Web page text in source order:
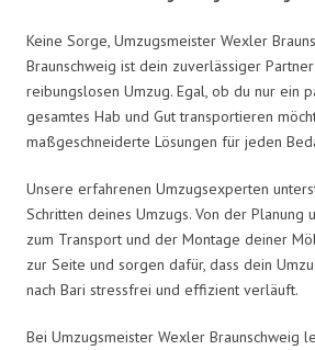
Keine Sorge, Umzugsmeister Wexler
Braunschweig ist dein zuverlässiger
reibungslosen Umzug. Egal, ob du nur ein
gesamtes Hab und Gut transportieren
maßgeschneiderte Lösungen für jeden
Unsere erfahrenen Umzugsexperten
Schritten deines Umzugs. Von der Planung
zum Transport und der Montage deiner
zur Seite und sorgen dafür, dass dein
nach Bari stressfrei und effizient verläuft.
Bei Umzugsmeister Wexler Braunschweig